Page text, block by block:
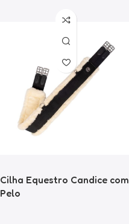
Cilha Equestro Candice com
Pelo